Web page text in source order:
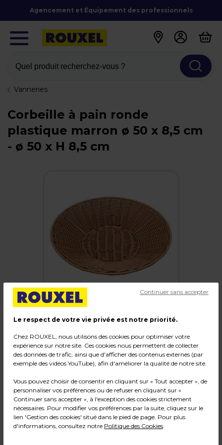
Agencement et Équipement des professionnels
Quel produit recherchez-vous ?
Vanneries
Corbeille à pain ronde
plastique marron ø 50 x 8,5 cm
- ø 50 x H 8,5 cm
Corbeille à pain ronde plastique marron ø 50 x
8,5 cm
Code :302161
Couleur : Marron
Matière : Plastique
Dimensions : ø 50 x H 8,5 cm
Poids : 0,75 kg
Le respect de votre vie privée est notre priorité.
Chez ROUXEL, nous utilisons des cookies pour optimiser votre
expérience sur notre site. Ces cookies nous permettent de collecter
des données de trafic, ainsi que d'afficher des contenus externes (par
exemple des vidéos YouTube), afin d'améliorer la qualité de notre site.
Vous pouvez choisir de consentir en cliquant sur « Tout accepter », de
personnaliser vos préférences ou de refuser en cliquant sur «
Continuer sans accepter », à l'exception des cookies strictement
nécessaires. Pour modifier vos préférences par la suite, cliquez sur le
lien 'Gestion des cookies' situé dans le pied de page. Pour plus
d'informations, consultez notre Politique des Cookies.
Continuer sans accepter